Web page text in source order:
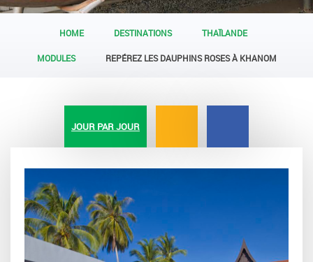
HOME DESTINATIONS THAÏLANDE
MODULES REPÉREZ LES DAUPHINS ROSES À KHANOM
JOUR PAR JOUR